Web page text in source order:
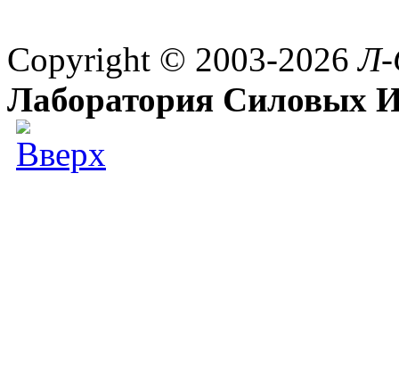
Copyright © 2003-2026
Лаборатория Силовых